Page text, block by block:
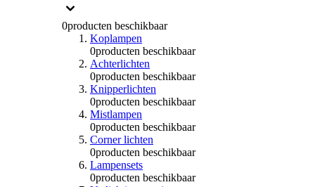
0producten beschikbaar
Koplampen
0producten beschikbaar
Achterlichten
0producten beschikbaar
Knipperlichten
0producten beschikbaar
Mistlampen
0producten beschikbaar
Corner lichten
0producten beschikbaar
Lampensets
0producten beschikbaar